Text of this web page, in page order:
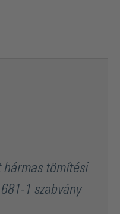
hármas tömítési
1 szabvány